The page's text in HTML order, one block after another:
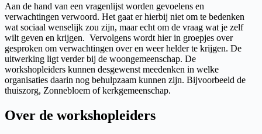
Aan de hand van een vragenlijst worden gevoelens en
verwachtingen verwoord. Het gaat er hierbij niet om te bedenken
wat sociaal wenselijk zou zijn, maar echt om de vraag wat je zelf
wilt geven en krijgen. Vervolgens wordt hier in groepjes over
gesproken om verwachtingen over en weer helder te krijgen. De
uitwerking ligt verder bij de woongemeenschap. De
workshopleiders kunnen desgewenst meedenken in welke
organisaties daarin nog behulpzaam kunnen zijn. Bijvoorbeeld de
thuiszorg, Zonnebloem of kerkgemeenschap.
Over de workshopleiders